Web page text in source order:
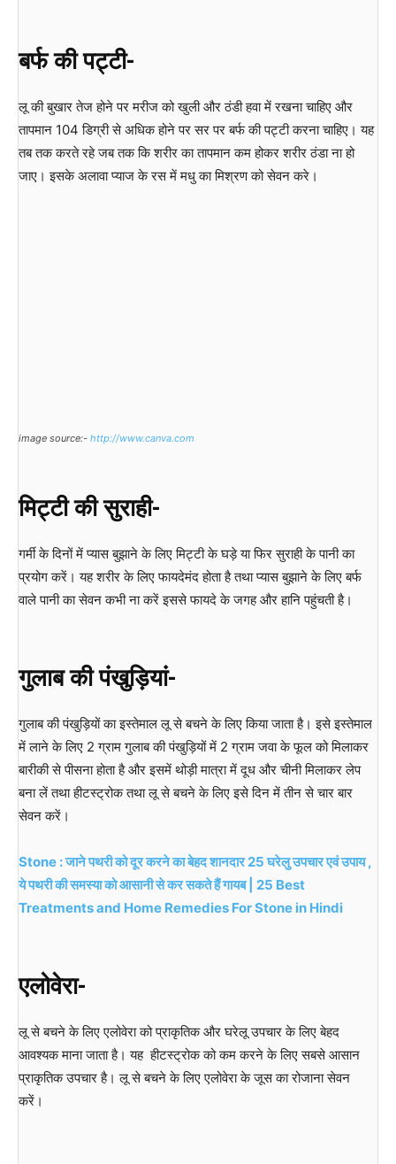
बर्फ की पट्टी-
लू की बुखार तेज होने पर मरीज को खुली और ठंडी हवा में रखना चाहिए और
तापमान 104 डिग्री से अधिक होने पर सर पर बर्फ की पट्टी करना चाहिए। यह
तब तक करते रहे जब तक कि शरीर का तापमान कम होकर शरीर ठंडा ना हो
जाए। इसके अलावा प्याज के रस में मधु का मिश्रण को सेवन करे।
image source:- http://www.canva.com
मिट्टी की सुराही-
गर्मी के दिनों में प्यास बुझाने के लिए मिट्टी के घड़े या फिर सुराही के पानी का
प्रयोग करें। यह शरीर के लिए फायदेमंद होता है तथा प्यास बुझाने के लिए बर्फ
वाले पानी का सेवन कभी ना करें इससे फायदे के जगह और हानि पहुंचती है।
गुलाब की पंखुड़ियां-
गुलाब की पंखुड़ियों का इस्तेमाल लू से बचने के लिए किया जाता है। इसे इस्तेमाल
में लाने के लिए 2 ग्राम गुलाब की पंखुड़ियों में 2 ग्राम जवा के फूल को मिलाकर
बारीकी से पीसना होता है और इसमें थोड़ी मात्रा में दूध और चीनी मिलाकर लेप
बना लें तथा हीटस्ट्रोक तथा लू से बचने के लिए इसे दिन में तीन से चार बार
सेवन करें।
Stone : जाने पथरी को दूर करने का बेहद शानदार 25 घरेलु उपचार एवं उपाय ,
ये पथरी की समस्या को आसानी से कर सकते हैं गायब | 25 Best
Treatments and Home Remedies For Stone in Hindi
एलोवेरा-
लू से बचने के लिए एलोवेरा को प्राकृतिक और घरेलू उपचार के लिए बेहद
आवश्यक माना जाता है। यह हीटस्ट्रोक को कम करने के लिए सबसे आसान
प्राकृतिक उपचार है। लू से बचने के लिए एलोवेरा के जूस का रोजाना सेवन
करें।